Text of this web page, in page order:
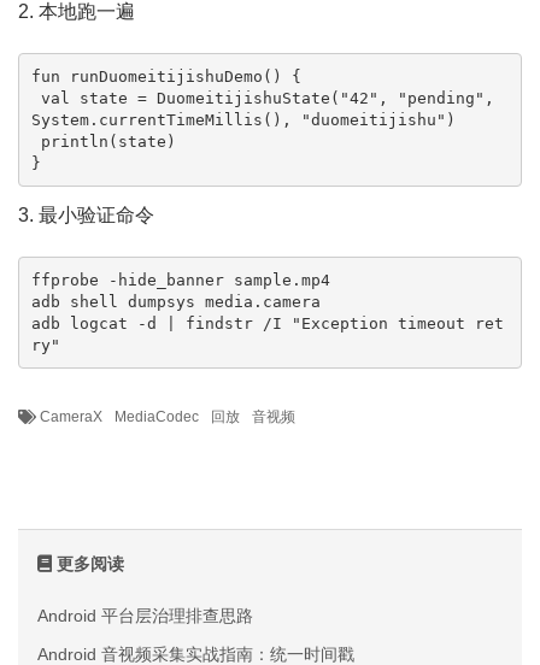
2. 本地跑一遍
fun runDuomeitijishuDemo() {
System.currentTimeMillis(), "duomeitijishu")
}
3. 最小验证命令
ffprobe -hide_banner sample.mp4
adb shell dumpsys media.camera
adb logcat -d | findstr /I "Exception timeout ret
ry"
CameraX MediaCodec 回放 音视频
更多阅读
Android 平台层治理排查思路
Android 音视频采集实战指南：统一时间戳